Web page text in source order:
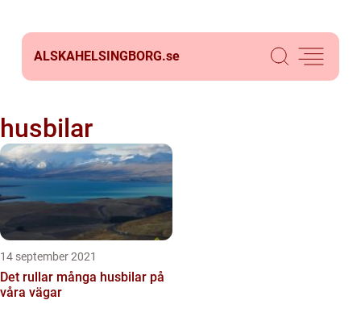
ALSKAHELSINGBORG.se
husbilar
14 september 2021
Det rullar många husbilar på
våra vägar